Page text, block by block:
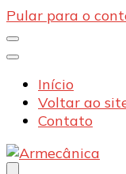
Pular para o
Início
Voltar ao
Contato